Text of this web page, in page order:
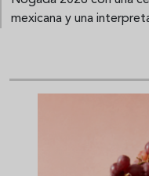
mexicana y una